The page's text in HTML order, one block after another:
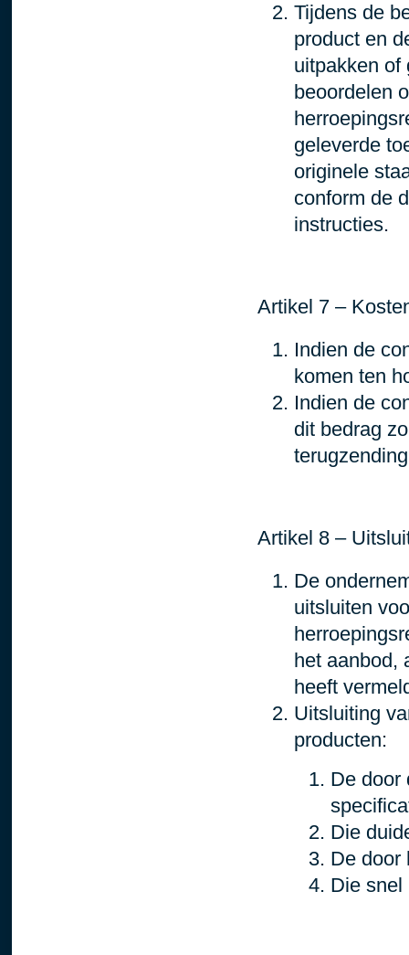
Tijdens de
product en
uitpakken of
beoordelen
geleverde
originele
conform de
instructies.
Artikel 7 –
Indien de
komen ten
Indien de
dit bedrag
Artikel 8 –
De
uitsluiten
het aanbod,
heeft
Uitsluiting
producten:
De door
Die
De door
Die snel